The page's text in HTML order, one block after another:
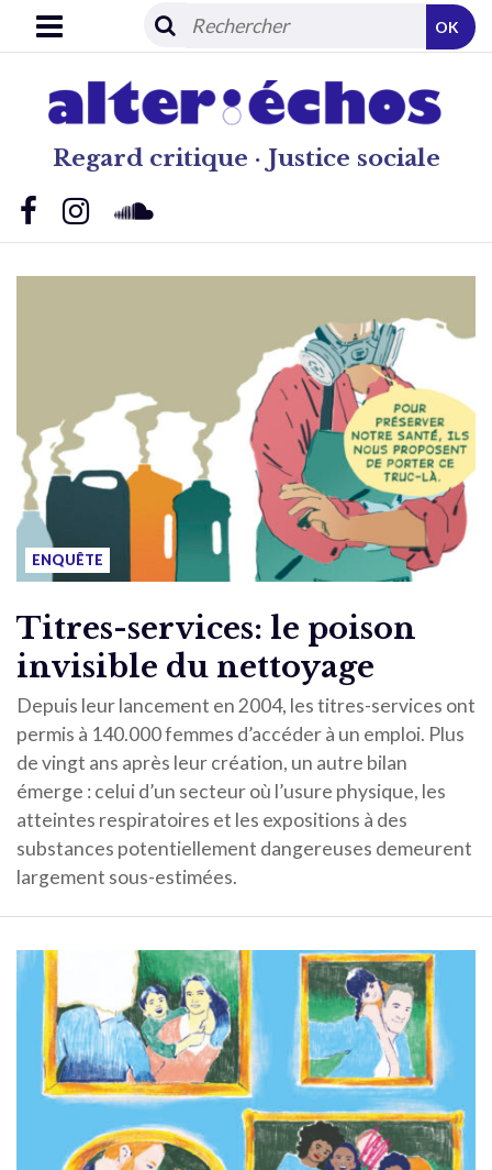
Regard critique · Justice sociale
OK
ENQUÊTE
Titres-services: le poison
invisible du nettoyage
Depuis leur lancement en 2004, les titres-services ont
permis à 140.000 femmes d’accéder à un emploi. Plus
de vingt ans après leur création, un autre bilan
émerge : celui d’un secteur où l’usure physique, les
atteintes respiratoires et les expositions à des
substances potentiellement dangereuses demeurent
largement sous-estimées.